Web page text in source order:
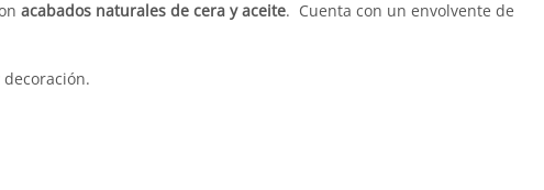
acabados naturales de cera y aceite. Cuenta con un envolvente de